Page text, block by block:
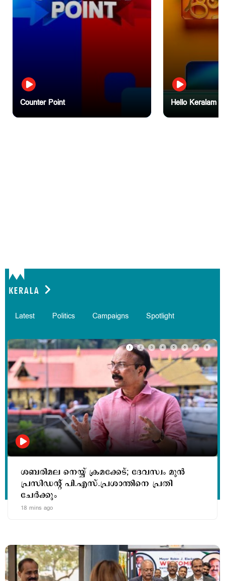
പ്രിയരഞ്ജന്‍റെ ശിക്ഷ സുപ്രീം കോടതി മരവിപ്പിച്ചു
11 hours ago
"ഇത്രയും പ്രായമായിട്ടും എന്താ മരിക്കാത്തത്";
അമ്മയെ കഴുത്തുഞെരിച്ച് കൊല്ലാൻ ശ്രമം, മകൻ
പിടിയിൽ
13 hours ago
Counter Point Hello Keralam
KERALA
Latest Politics Campaigns Spotlight
ശബരിമല നെയ്യ് ക്രമക്കേട്; ദേവസ്വം മുന്‍
പ്രസിഡന്‍റ് പി.എസ്.പ്രശാന്തിനെ പ്രതി
ചേര്‍ക്കും
18 mins ago
1 2 3 4 5 6 7 8